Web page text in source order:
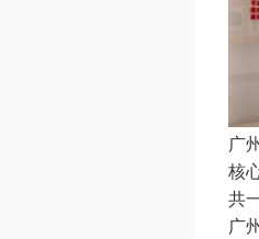
广
核
共
广